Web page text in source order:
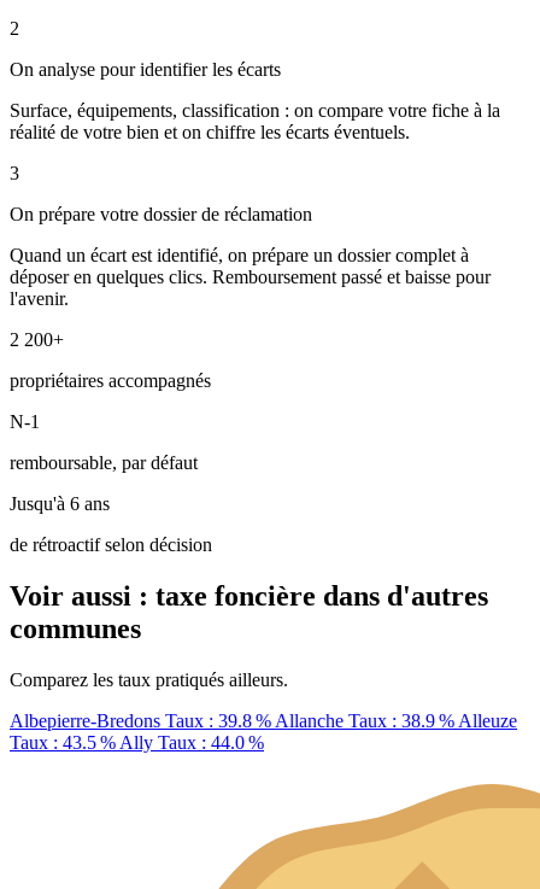
2
On analyse pour identifier les écarts
Surface, équipements, classification : on compare votre fiche à la
réalité de votre bien et on chiffre les écarts éventuels.
3
On prépare votre dossier de réclamation
Quand un écart est identifié, on prépare un dossier complet à
déposer en quelques clics. Remboursement passé et baisse pour
l'avenir.
2 200+
propriétaires accompagnés
N-1
remboursable, par défaut
Jusqu'à 6 ans
de rétroactif selon décision
Voir aussi : taxe foncière dans d'autres
communes
Comparez les taux pratiqués ailleurs.
Albepierre-Bredons Taux : 39.8 % Allanche Taux : 38.9 % Alleuze
Taux : 43.5 % Ally Taux : 44.0 %